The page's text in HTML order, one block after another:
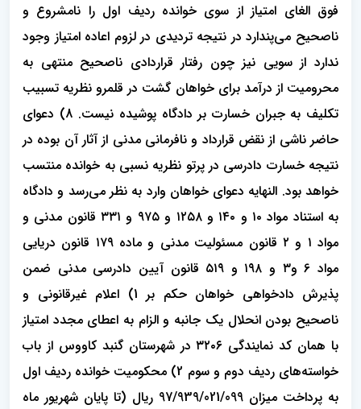
فوق الغای امتیاز از سوی خوانده ردیف اول را نامشروع و
ناصحیح می‌پندارد در نتیجه تردیدی در لزوم اعاده امتیاز وجود
ندارد از سویی نیز چون رفتار قراردادی ناصحیح منتهی به
محرومیت از درآمد برای خواهان گشت در قلمرو نظریه تسبیب
تکلیف به جبران خسارت بر دادگاه پوشیده نیست. 8) دعوای
حاضر ناشی از نقض قرارداد و نافرمانی مدنی از آثار آن بوده در
نتیجه خسارت دادرسی در پرتو نظریه نسبی به خوانده منتسب
خواهد بود. النهایه دعوای خواهان وارد به نظر می‌رسد و دادگاه
به استناد مواد ۱۰ و ۱۴۰ و ۱۲۵۸ و ۹۷۵ و ۳۳۱ قانون مدنی و
مواد ۱ و ۲ قانون مسئولیت مدنی و ماده ۱۷۹ قانون دریایی
مواد 6 و۳ و ۱۹۸ و ۵۱۹ قانون آیین دادرسی مدنی ضمن
پذیرش دادخواهی خواهان حکم بر 1) اعلام غیرقانونی و
ناصحیح بودن انحلال یک جانبه و الزام به اعطای مجدد امتیاز
با همان کد نمایندگی ٣٢٠٦ در شهرستان گنبد کاووس از باب
خواسته‌های ردیف دوم و سوم 2) محکومیت خوانده ردیف اول
به پرداخت میزان 97/939/021/099 ریال (تا پایان شهریور ماه